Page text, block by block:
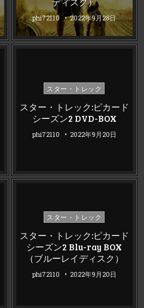
phi72110 2022年9月28日
Posted
スター・トレック
スター・トレック:ピカード
シーズン2 DVD-BOX
phi72110 2022年9月20日
Posted
スター・トレック
スター・トレック:ピカード
シーズン2 Blu-ray BOX
（ブルーレイディスク）
phi72110 2022年9月20日